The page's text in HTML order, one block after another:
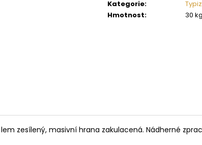
Kategorie:
Hmotnost: 30 kg
zesílený, masivní hrana zakulacená. Nádherné
KAMNA NA DŘEVO HARVIA SAUNOVÁ